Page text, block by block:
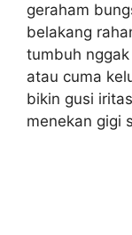
geraham
belakang
tumbuh
atau cuma
bikin gusi
menekan gigi